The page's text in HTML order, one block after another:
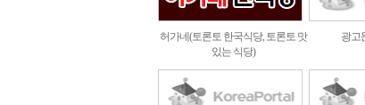
허가네(토론토 한국식당, 토론토 맛
있는 식당)
광고